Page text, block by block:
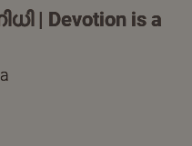
| Devotion is a